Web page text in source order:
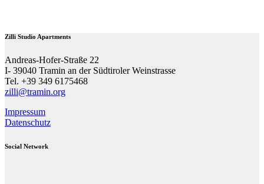
Zilli Studio Apartments
Andreas-Hofer-Straße 22
I- 39040 Tramin an der Südtiroler Weinstrasse
Tel. +39 349 6175468
zilli@tramin.org
Impressum
Datenschutz
Social Network